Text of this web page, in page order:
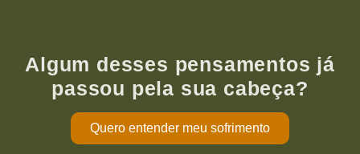
Algum desses pensamentos já
passou pela sua cabeça?
Quero entender meu sofrimento